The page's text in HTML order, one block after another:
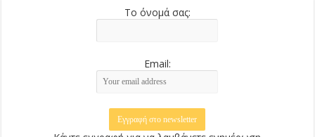
Το όνομά σας:
Email: